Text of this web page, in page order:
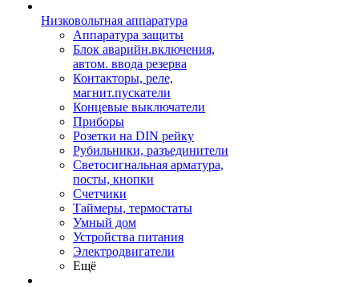
Низковольтная аппаратура
Аппаратура защиты
Блок аварийн.включения,
автом. ввода резерва
Контакторы, реле,
магнит.пускатели
Концевые выключатели
Приборы
Розетки на DIN рейку
Рубильники, разъединители
Светосигнальная арматура,
посты, кнопки
Счетчики
Таймеры, термостаты
Умный дом
Устройства питания
Электродвигатели
Ещё